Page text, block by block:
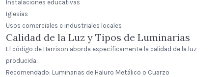
Instalaciones educativas
Iglesias
Usos comerciales e industriales locales
Calidad de la Luz y Tipos de Luminarias
El código de Harrison aborda específicamente la calidad de la luz
producida:
Recomendado: Luminarias de Haluro Metálico o Cuarzo